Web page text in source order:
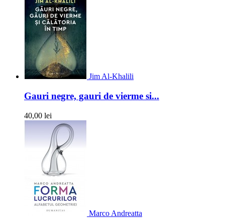
Jim Al-Khalili
Gauri negre, gauri de vierme si...
40,00 lei
Marco Andreatta